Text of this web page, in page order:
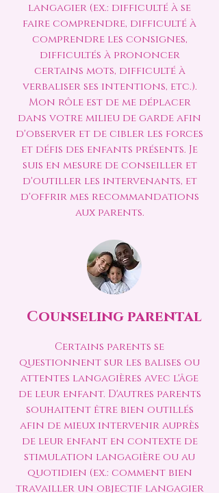
langagier (ex.: difficulté à se
faire comprendre, difficulté à
comprendre les consignes,
difficultés à prononcer
certains mots, difficulté à
verbaliser ses intentions, etc.).
Mon rôle est de me déplacer
dans votre milieu de garde afin
d'observer et de cibler les forces
et défis des enfants présents. Je
suis en mesure de conseiller et
d'outiller les intervenants, et
d'offrir mes recommandations
aux parents.
Counseling parental
Certains parents se
questionnent sur les balises ou
attentes langagières avec l'âge
de leur enfant. D'autres parents
souhaitent être bien outillés
afin de mieux intervenir auprès
de leur enfant en contexte de
stimulation langagière ou au
quotidien (ex.: comment bien
travailler un objectif langagier